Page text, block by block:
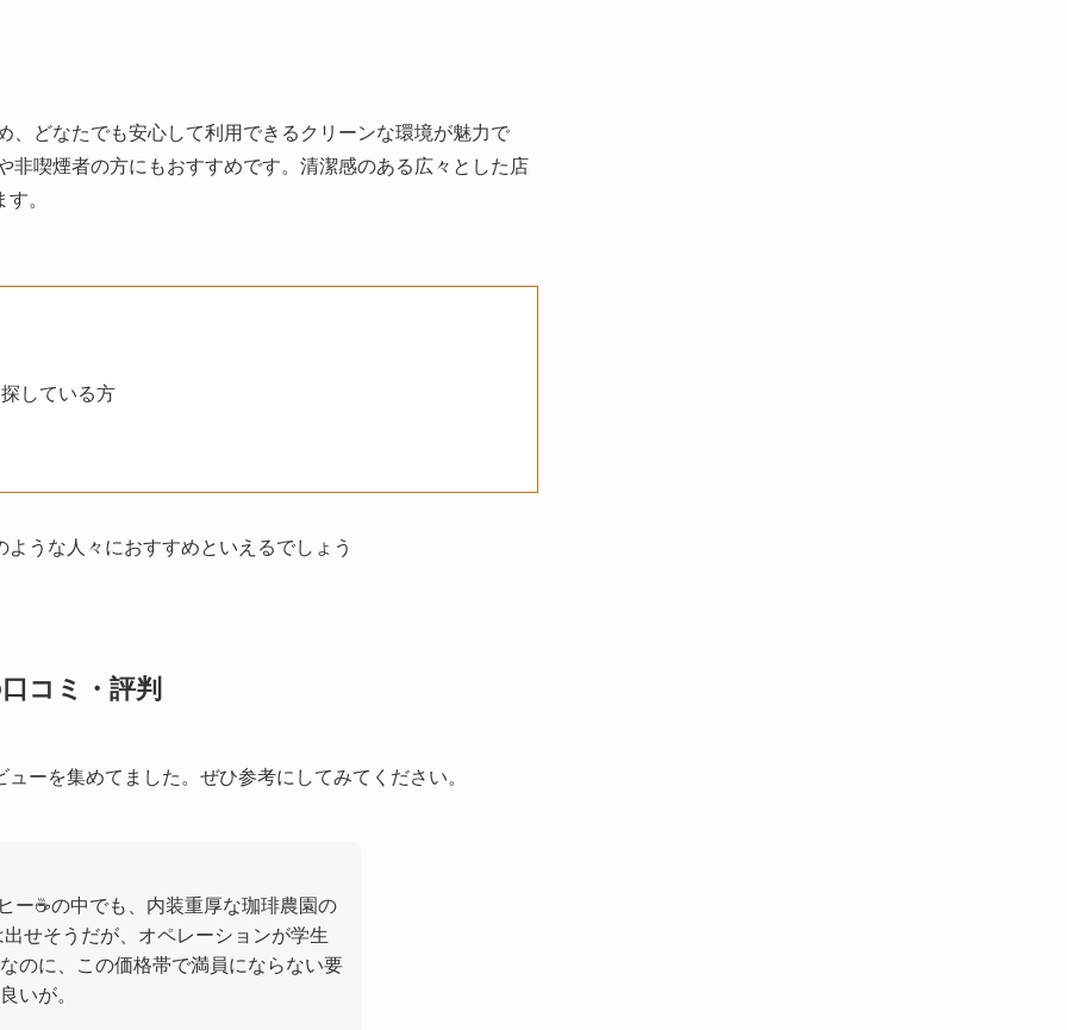
、どなたでも安心して利用できるクリーンな環境が魅力で
非喫煙者の方にもおすすめです。清潔感のある広々とした店
。
している方
うな人々におすすめといえるでしょう
コミ・評判
ーを集めてました。ぜひ参考にしてみてください。
ー☕️の中でも、内装重厚な珈琲農園の
せそうだが、オペレーションが学生
のに、この価格帯で満員にならない要
いが。